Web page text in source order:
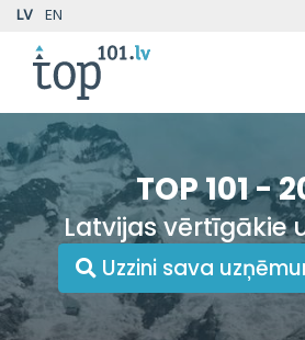
LV EN
TOP 101 -
Latvijas vērtīgākie
Uzzini sava